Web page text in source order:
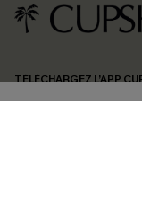
TÉLÉCHARGEZ L’APP
confidentialité
. Vous